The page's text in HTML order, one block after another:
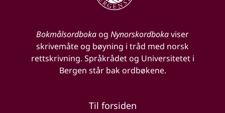
Bokmålsordbokaog Nynorskordbokaviser
skrivemåte og bøyning i tråd med norsk
rettskrivning. Språkrådet og Universitetet i
Bergen står bak ordbøkene.
Til forsiden